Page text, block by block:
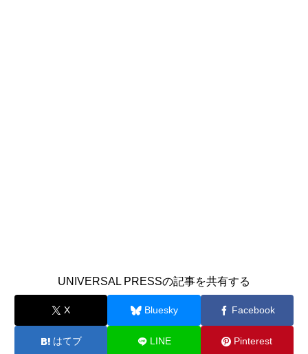
UNIVERSAL PRESSの記事を共有する
X Bluesky Facebook
はてブ LINE Pinterest